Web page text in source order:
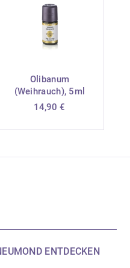
Olibanum
(Weihrauch), 5ml
14,90€
ENTDECKEN